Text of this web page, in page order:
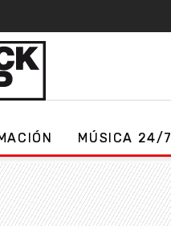
MÚSICA 24/7